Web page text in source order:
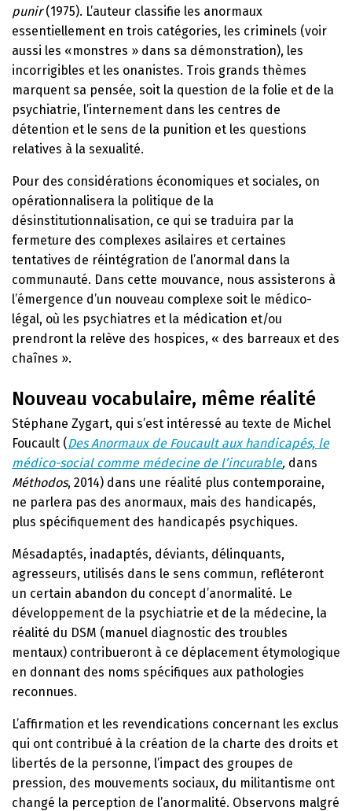
punir(1975). L’auteur classifie les anormaux
essentiellement en trois catégories, les criminels (voir
aussi les «monstres » dans sa démonstration), les
incorrigibles et les onanistes. Trois grands thèmes
marquent sa pensée, soit la question de la folie et de la
psychiatrie, l’internement dans les centres de
détention et le sens de la punition et les questions
relatives à la sexualité.
Pour des considérations économiques et sociales, on
opérationnalisera la politique de la
désinstitutionnalisation, ce qui se traduira par la
fermeture des complexes asilaires et certaines
tentatives de réintégration de l’anormal dans la
communauté. Dans cette mouvance, nous assisterons à
l’émergence d’un nouveau complexe soit le médico-
légal, où les psychiatres et la médication et/ou
prendront la relève des hospices, « des barreaux et des
chaînes ».
Nouveau vocabulaire, même réalité
Stéphane Zygart, qui s’est intéressé au texte de Michel
Foucault (Des Anormaux de Foucault aux handicapés, le
médico-social comme médecine de l’incurable, dans
Méthodos, 2014) dans une réalité plus contemporaine,
ne parlera pas des anormaux, mais des handicapés,
plus spécifiquement des handicapés psychiques.
Mésadaptés, inadaptés, déviants, délinquants,
agresseurs, utilisés dans le sens commun, refléteront
un certain abandon du concept d’anormalité. Le
développement de la psychiatrie et de la médecine, la
réalité du DSM (manuel diagnostic des troubles
mentaux) contribueront à ce déplacement étymologique
en donnant des noms spécifiques aux pathologies
reconnues.
L’affirmation et les revendications concernant les exclus
qui ont contribué à la création de la charte des droits et
libertés de la personne, l’impact des groupes de
pression, des mouvements sociaux, du militantisme ont
changé la perception de l’anormalité. Observons malgré